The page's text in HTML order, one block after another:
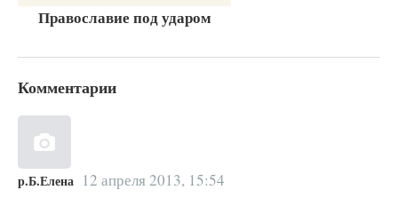
Православие под ударом
Комментарии
р.Б.Елена 12 апреля 2013, 15:54